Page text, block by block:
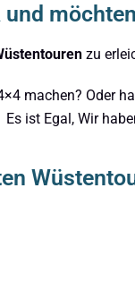
zu
machen? Oder
Es ist Egal, Wir